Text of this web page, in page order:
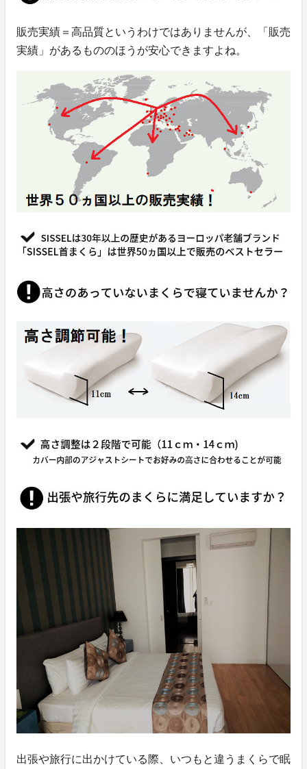
販売実績＝高品質というわけではありませんが、「販売
実績」があるもののほうが安心できますよね。
出張や旅行に出かけている際、いつもと違うまくらで眠